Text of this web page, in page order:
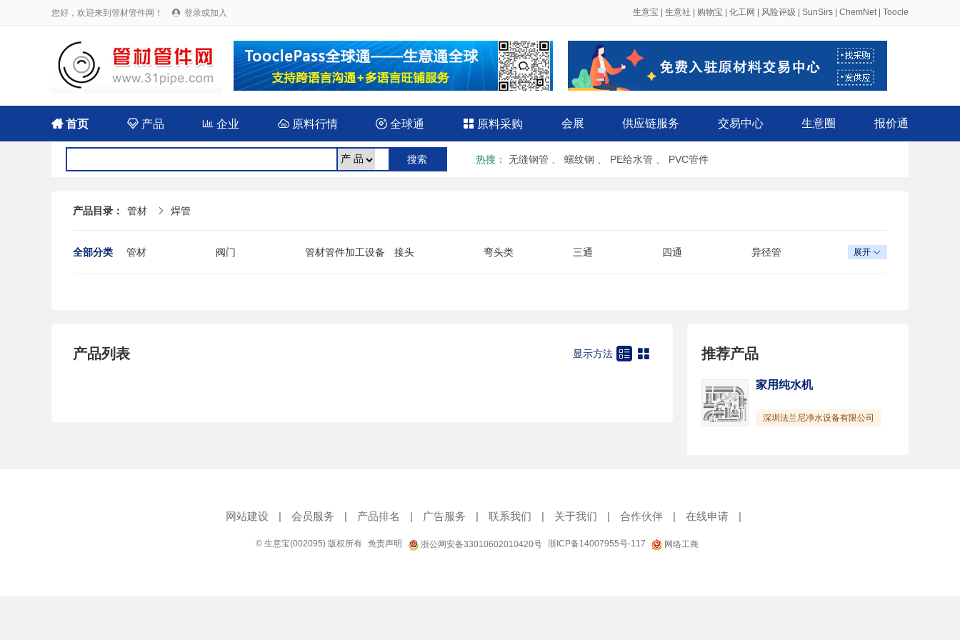
您好，欢迎来到管材管件网！  登录或加入 生意宝 生意社 购物宝 化工网 风险评级 SunSirs ChemNet| Toocle
首页 产品  企业 原料行情  全球通  原料采购 会展 供应链服务 交易中心 生意圈 报价通
热搜 ： 无缝钢管 螺纹钢 PE给水管 PVC管件
产品目录： 管材  焊管
全部分类 管材 阀门 管材管件加工设备 接头 弯头类 三通 四通
异径管
展开 
产品列表 显示方法   推荐产品
家用纯水机
深圳法兰尼净水设备有限公司
网站建设 | 会员服务 | 产品排名 | 广告服务 | 联系我们 | 关于我们 | 合作伙伴 | 在线申请 |
© 生意宝(002095) 版权所有 免责声明 浙公网安备33010602010420号 浙ICP备14007955号-117 网络工商